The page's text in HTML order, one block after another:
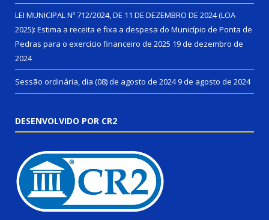
LEI MUNICIPAL Nº 712/2024, DE 11 DE DEZEMBRO DE 2024 (LOA
2025): Estima a receita e fixa a despesa do Município de Ponta de
Pedras para o exercício financeiro de 2025 19 de dezembro de
2024
Sessão ordinária, dia (08) de agosto de 20249 de agosto de 2024
DESENVOLVIDO POR CR2